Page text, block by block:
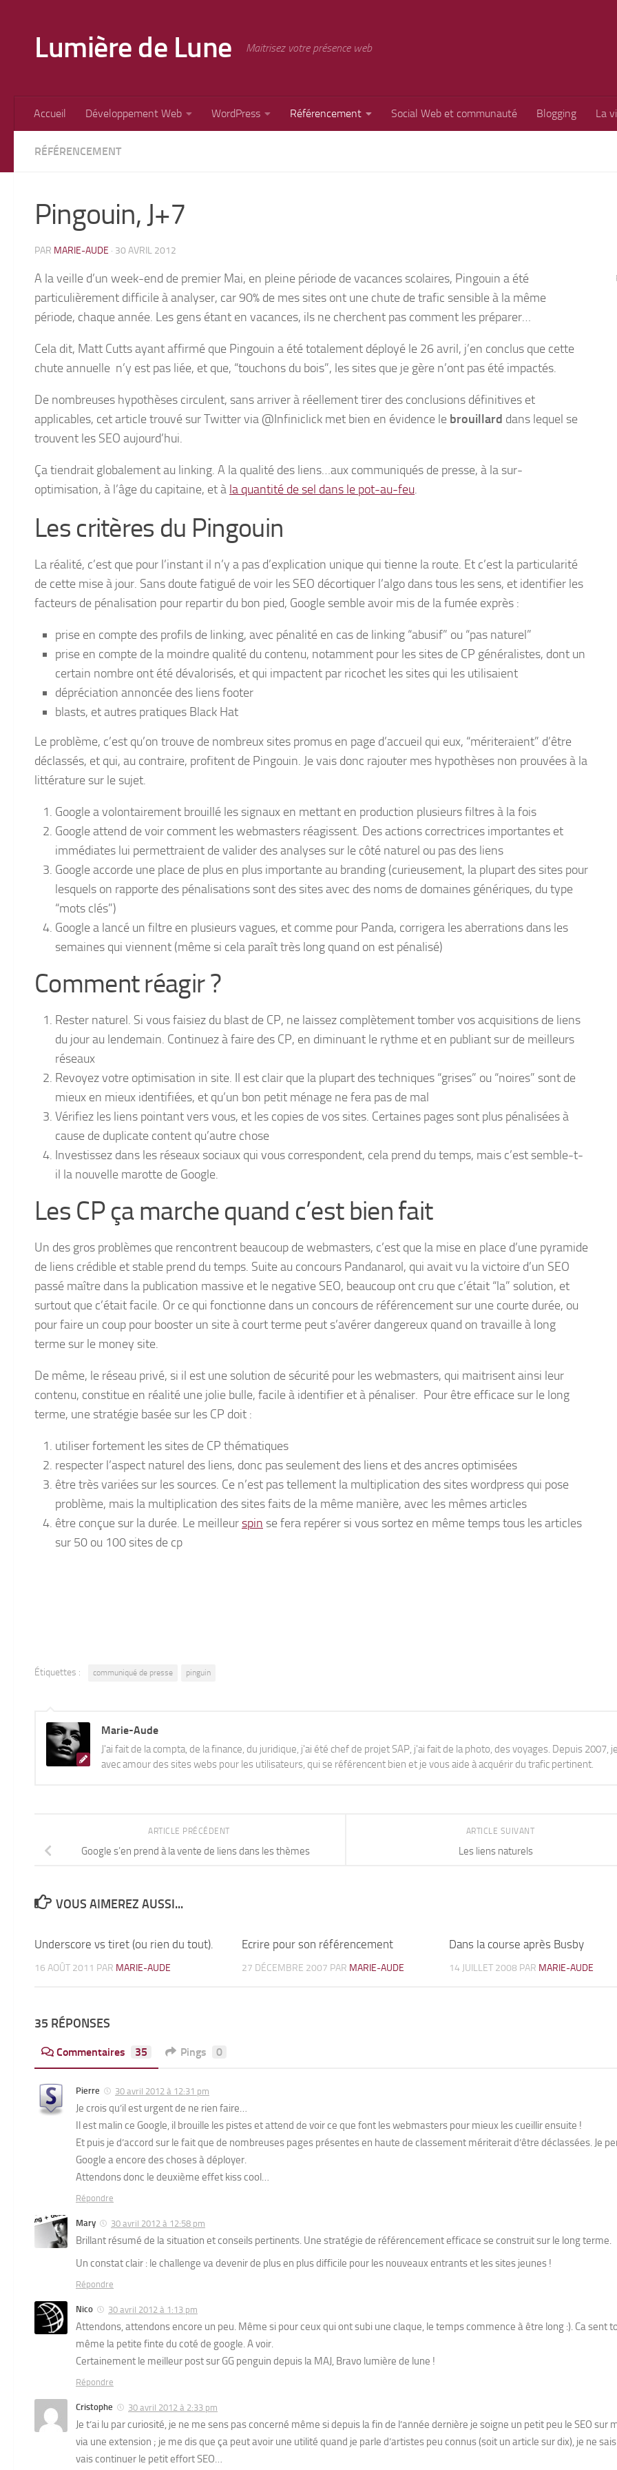
Lumière de Lune Maitrisez votre présence web
Accueil Développement Web WordPress Référencement Social Web et communauté Blogging La
RÉFÉRENCEMENT
Pingouin, J+7
PAR MARIE-AUDE · 30 AVRIL 2012
A la veille d’un week-end de premier Mai, en pleine période de vacances scolaires, Pingouin a été
particulièrement difficile à analyser, car 90% de mes sites ont une chute de trafic sensible à la même
période, chaque année. Les gens étant en vacances, ils ne cherchent pas comment les préparer…
Cela dit, Matt Cutts ayant affirmé que Pingouin a été totalement déployé le 26 avril, j’en conclus que cette
chute annuelle n’y est pas liée, et que, “touchons du bois”, les sites que je gère n’ont pas été impactés.
De nombreuses hypothèses circulent, sans arriver à réellement tirer des conclusions définitives et
applicables, cet article trouvé sur Twitter via @Infiniclick met bien en évidence le brouillard dans lequel se
trouvent les SEO aujourd’hui.
Ça tiendrait globalement au linking. A la qualité des liens…aux communiqués de presse, à la sur-
optimisation, à l’âge du capitaine, et à la quantité de sel dans le pot-au-feu.
Les critères du Pingouin
La réalité, c’est que pour l’instant il n’y a pas d’explication unique qui tienne la route. Et c’est la particularité
de cette mise à jour. Sans doute fatigué de voir les SEO décortiquer l’algo dans tous les sens, et identifier les
facteurs de pénalisation pour repartir du bon pied, Google semble avoir mis de la fumée exprès :
prise en compte des profils de linking, avec pénalité en cas de linking “abusif” ou “pas naturel”
prise en compte de la moindre qualité du contenu, notamment pour les sites de CP généralistes, dont un
certain nombre ont été dévalorisés, et qui impactent par ricochet les sites qui les utilisaient
dépréciation annoncée des liens footer
blasts, et autres pratiques Black Hat
Le problème, c’est qu’on trouve de nombreux sites promus en page d’accueil qui eux, “mériteraient” d’être
déclassés, et qui, au contraire, profitent de Pingouin. Je vais donc rajouter mes hypothèses non prouvées à la
littérature sur le sujet.
Google a volontairement brouillé les signaux en mettant en production plusieurs filtres à la fois
Google attend de voir comment les webmasters réagissent. Des actions correctrices importantes et
immédiates lui permettraient de valider des analyses sur le côté naturel ou pas des liens
Google accorde une place de plus en plus importante au branding (curieusement, la plupart des sites pour
lesquels on rapporte des pénalisations sont des sites avec des noms de domaines génériques, du type
“mots clés”)
Google a lancé un filtre en plusieurs vagues, et comme pour Panda, corrigera les aberrations dans les
semaines qui viennent (même si cela paraît très long quand on est pénalisé)
Comment réagir ?
Rester naturel. Si vous faisiez du blast de CP, ne laissez complètement tomber vos acquisitions de liens
du jour au lendemain. Continuez à faire des CP, en diminuant le rythme et en publiant sur de meilleurs
réseaux
Revoyez votre optimisation in site. Il est clair que la plupart des techniques “grises” ou “noires” sont de
mieux en mieux identifiées, et qu’un bon petit ménage ne fera pas de mal
Vérifiez les liens pointant vers vous, et les copies de vos sites. Certaines pages sont plus pénalisées à
cause de duplicate content qu’autre chose
Investissez dans les réseaux sociaux qui vous correspondent, cela prend du temps, mais c’est semble-t-
il la nouvelle marotte de Google.
Les CP ça marche quand c’est bien fait
Un des gros problèmes que rencontrent beaucoup de webmasters, c’est que la mise en place d’une pyramide
de liens crédible et stable prend du temps. Suite au concours Pandanarol, qui avait vu la victoire d’un SEO
passé maître dans la publication massive et le negative SEO, beaucoup ont cru que c’était “la” solution, et
surtout que c’était facile. Or ce qui fonctionne dans un concours de référencement sur une courte durée, ou
pour faire un coup pour booster un site à court terme peut s’avérer dangereux quand on travaille à long
terme sur le money site.
De même, le réseau privé, si il est une solution de sécurité pour les webmasters, qui maitrisent ainsi leur
contenu, constitue en réalité une jolie bulle, facile à identifier et à pénaliser. Pour être efficace sur le long
terme, une stratégie basée sur les CP doit :
utiliser fortement les sites de CP thématiques
respecter l’aspect naturel des liens, donc pas seulement des liens et des ancres optimisées
être très variées sur les sources. Ce n’est pas tellement la multiplication des sites wordpress qui pose
problème, mais la multiplication des sites faits de la même manière, avec les mêmes articles
être conçue sur la durée. Le meilleurspin se fera repérer si vous sortez en même temps tous les articles
sur 50 ou 100 sites de cp
Étiquettes : communiqué de presse pinguin
Marie-Aude
J'ai fait de la compta, de la finance, du juridique, j'ai été chef de projet SAP, j'ai fait de la photo, des voyages. Depuis 2007,
avec amour des sites webs pour les utilisateurs, qui se référencent bien et je vous aide à acquérir du trafic pertinent.
ARTICLE SUIVANT
Les liens naturels
ARTICLE PRÉCÉDENT
Google s’en prend à la vente de liens dans les thèmes
VOUS AIMEREZ AUSSI...
Underscore vs tiret (ou rien du tout).
16 AOÛT 2011 PAR MARIE-AUDE
Ecrire pour son référencement
27 DÉCEMBRE 2007 PAR MARIE-AUDE
Dans la course après Busby
14 JUILLET 2008 PAR MARIE-AUDE
35 RÉPONSES
Commentaires 35 Pings 0
Pierre 30 avril 2012 à 12:31 pm
Je crois qu’il est urgent de ne rien faire…
Il est malin ce Google, il brouille les pistes et attend de voir ce que font les webmasters pour mieux les cueillir ensuite !
Et puis je d’accord sur le fait que de nombreuses pages présentes en haute de classement mériterait d’être déclassées. Je
Google a encore des choses à déployer.
Attendons donc le deuxième effet kiss cool…
Répondre
Mary 30 avril 2012 à 12:58 pm
Brillant résumé de la situation et conseils pertinents. Une stratégie de référencement efficace se construit sur le long terme.
Un constat clair : le challenge va devenir de plus en plus difficile pour les nouveaux entrants et les sites jeunes !
Répondre
Nico 30 avril 2012 à 1:13 pm
Attendons, attendons encore un peu. Même si pour ceux qui ont subi une claque, le temps commence à être long :). Ca sent
même la petite finte du coté de google. A voir.
Certainement le meilleur post sur GG penguin depuis la MAJ, Bravo lumière de lune !
Répondre
Cristophe 30 avril 2012 à 2:33 pm
Je t’ai lu par curiosité, je ne me sens pas concerné même si depuis la fin de l’année dernière je soigne un petit peu le SEO sur
via une extension ; je me dis que ça peut avoir une utilité quand je parle d’artistes peu connus (soit un article sur dix), je ne
vais continuer le petit effort SEO…